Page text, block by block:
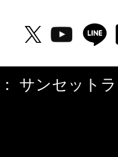
サンセット